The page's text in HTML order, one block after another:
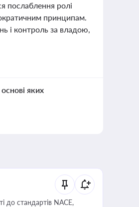
послаблення ролі
принципам.
і контроль за владою,
яких
до стандартів NACE,